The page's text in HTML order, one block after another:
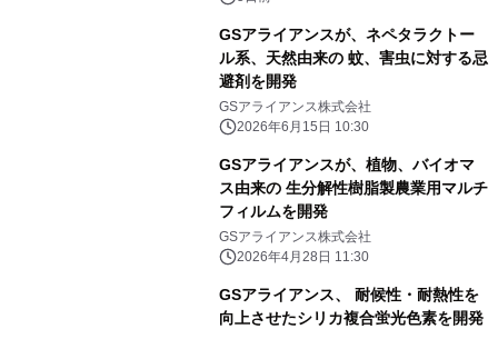
GSアライアンスが、ネペタラクトー
ル系、天然由来の 蚊、害虫に対する忌
避剤を開発
GSアライアンス株式会社
2026年6月15日 10:30
GSアライアンスが、植物、バイオマ
ス由来の 生分解性樹脂製農業用マルチ
フィルムを開発
GSアライアンス株式会社
2026年4月28日 11:30
GSアライアンス、 耐候性・耐熱性を
向上させたシリカ複合蛍光色素を開発